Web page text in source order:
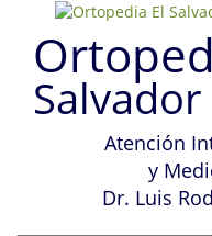
Salvador
Atención
y
Dr. Luis